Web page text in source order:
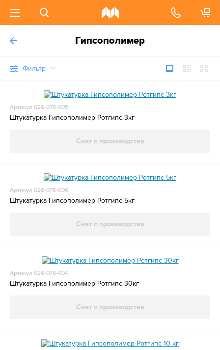
Гипсополимер
Фильтр
Артикул 026-078-005
Штукатурка Гипсополимер Ротгипс 3кг
Снят с производства
Артикул 026-078-006
Штукатурка Гипсополимер Ротгипс 5кг
Снят с производства
Артикул 026-078-004
Штукатурка Гипсополимер Ротгипс 30кг
Снят с производства